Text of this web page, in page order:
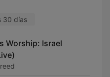
30 días
Worship: Israel